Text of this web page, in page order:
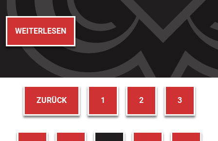
WEITERLESEN
ZURÜCK 1 2 3